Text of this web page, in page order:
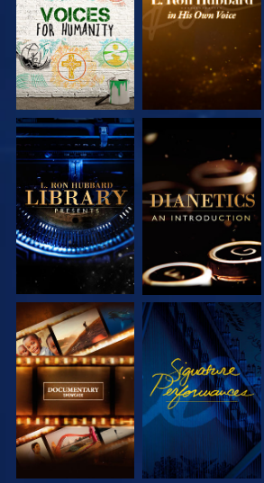
VERKEN DE SERIE VERKEN DE SERIE
VERKEN DE SERIE KIJK